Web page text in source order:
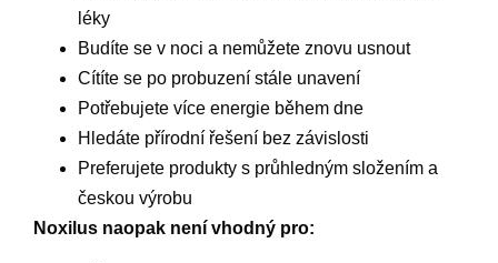
léky
Budíte se v noci a nemůžete znovu usnout
Cítíte se po probuzení stále unavení
Potřebujete více energie během dne
Hledáte přírodní řešení bez závislosti
Preferujete produkty s průhledným složením a
českou výrobu
Noxilus naopak není vhodný pro: